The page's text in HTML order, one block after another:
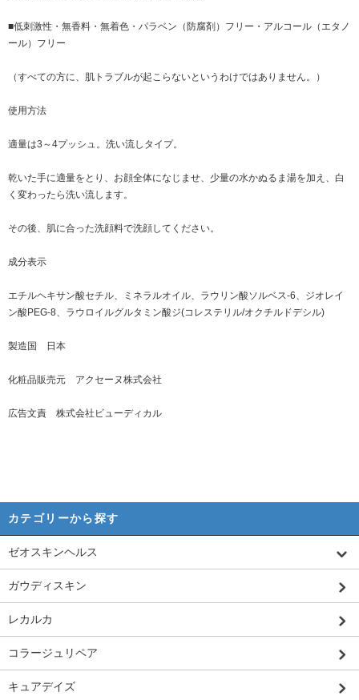
■低刺激性・無香料・無着色・パラベン（防腐剤）フリー・アルコール（エタノ
ール）フリー
（すべての方に、肌トラブルが起こらないというわけではありません。）
使用方法
適量は3～4プッシュ。洗い流しタイプ。
乾いた手に適量をとり、お顔全体になじませ、少量の水かぬるま湯を加え、白
く変わったら洗い流します。
その後、肌に合った洗顔料で洗顔してください。
成分表示
エチルヘキサン酸セチル、ミネラルオイル、ラウリン酸ソルベス-6、ジオレイ
ン酸PEG-8、ラウロイルグルタミン酸ジ(コレステリル/オクチルドデシル)
製造国 日本
化粧品販売元 アクセーヌ株式会社
広告文責 株式会社ビューディカル
カテゴリーから探す
ゼオスキンヘルス
ガウディスキン
レカルカ
コラージュリペア
キュアデイズ